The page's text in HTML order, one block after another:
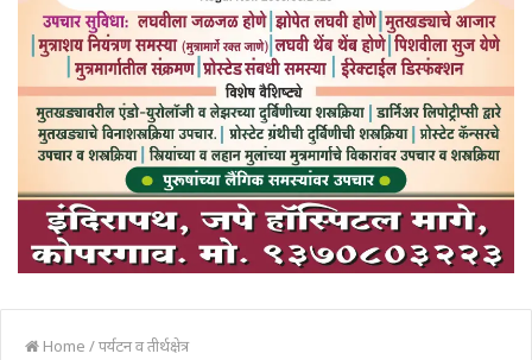
Home /पर्यटन व तीर्थक्षेत्र